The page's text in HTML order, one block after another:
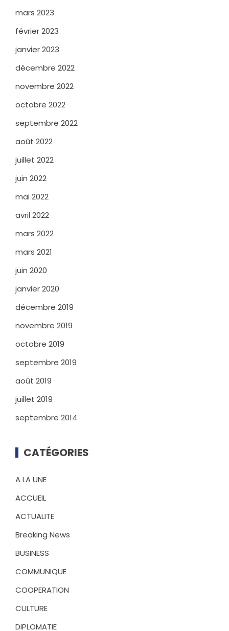
mars 2023
février 2023
janvier 2023
décembre 2022
novembre 2022
octobre 2022
septembre 2022
août 2022
juillet 2022
juin 2022
mai 2022
avril 2022
mars 2022
mars 2021
juin 2020
janvier 2020
décembre 2019
novembre 2019
octobre 2019
septembre 2019
août 2019
juillet 2019
septembre 2014
CATÉGORIES
A LA UNE
ACCUEIL
ACTUALITE
Breaking News
BUSINESS
COMMUNIQUE
COOPERATION
CULTURE
DIPLOMATIE